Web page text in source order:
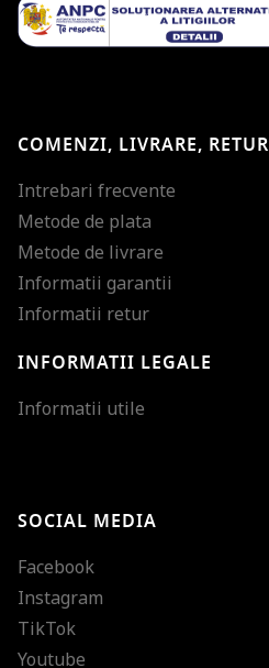
COMENZI, LIVRARE, RETUR
Intrebari frecvente
Metode de plata
Metode de livrare
Informatii garantii
Informatii retur
INFORMATII LEGALE
Informatii utile
SOCIAL MEDIA
Facebook
Instagram
TikTok
Youtube